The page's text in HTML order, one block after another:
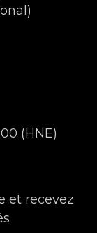
(HNE)
et recevez